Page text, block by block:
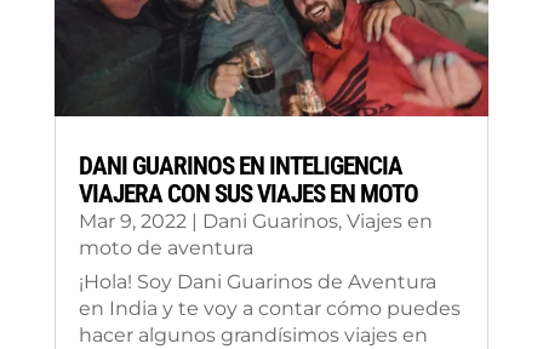
DANI GUARINOS EN INTELIGENCIA
VIAJERA CON SUS VIAJES EN MOTO
Mar 9, 2022| Dani Guarinos, Viajes en
moto de aventura
¡Hola! Soy Dani Guarinos de Aventura
en India y te voy a contar cómo puedes
hacer algunos grandísimos viajes en